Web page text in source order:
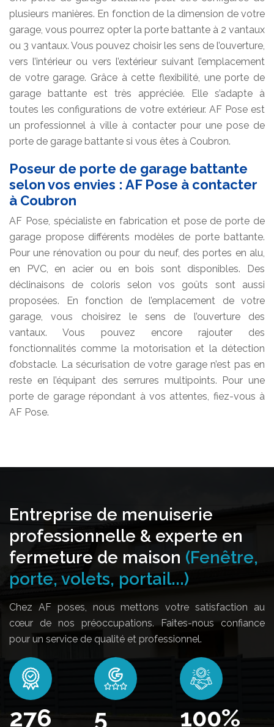
plusieurs manières. En fonction de la dimension de votre
garage, vous pourrez opter la porte battante à 2 vantaux
ou 3 vantaux. Vous pouvez choisir les sens de l’ouverture,
vers l’intérieur ou vers l’extérieur suivant l’emplacement
de votre garage. Grâce à cette flexibilité, une porte de
garage battante est très appréciée. Elle s’adapte à
toutes les configurations de votre extérieur. AF Pose est
un professionnel à ville à contacter pour une pose de
porte de garage battante si vous êtes à Coubron.
Poseur de porte de garage battante
selon vos envies : AF Pose à contacter
à Coubron
AF Pose, spécialiste en fabrication et pose de porte de
garage propose différents modèles de porte battante.
Pour une rénovation ou pour du neuf, des portes en alu,
en PVC, en acier ou en bois sont disponibles. Des
déclinaisons de coloris selon vos goûts sont aussi
proposées. En fonction de l’emplacement de votre
garage, vous choisirez le sens de l’ouverture des
vantaux. Vous pouvez encore rajouter des
fonctionnalités comme la motorisation et la détection
d’obstacle. La sécurisation de votre garage n’est pas en
reste en l’équipant des serrures multipoints. Pour une
porte de garage répondant à vos attentes, fiez-vous à
AF Pose.
Entreprise de menuiserie
professionnelle & experte en
fermeture de maison (Fenêtre,
porte, volets, portail...)
Chez AF poses, nous mettons votre satisfaction au
cœur de nos préoccupations. Faites-nous confiance
pour un service de qualité et professionnel.
332 5 100%